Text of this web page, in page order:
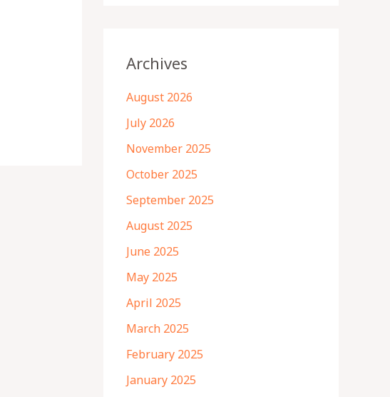
Archives
August 2026
July 2026
November 2025
October 2025
September 2025
August 2025
June 2025
May 2025
April 2025
March 2025
February 2025
January 2025